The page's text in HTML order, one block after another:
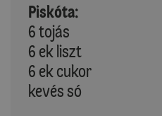
Piskóta:
6 tojás
6 ek liszt
6 ek cukor
kevés só